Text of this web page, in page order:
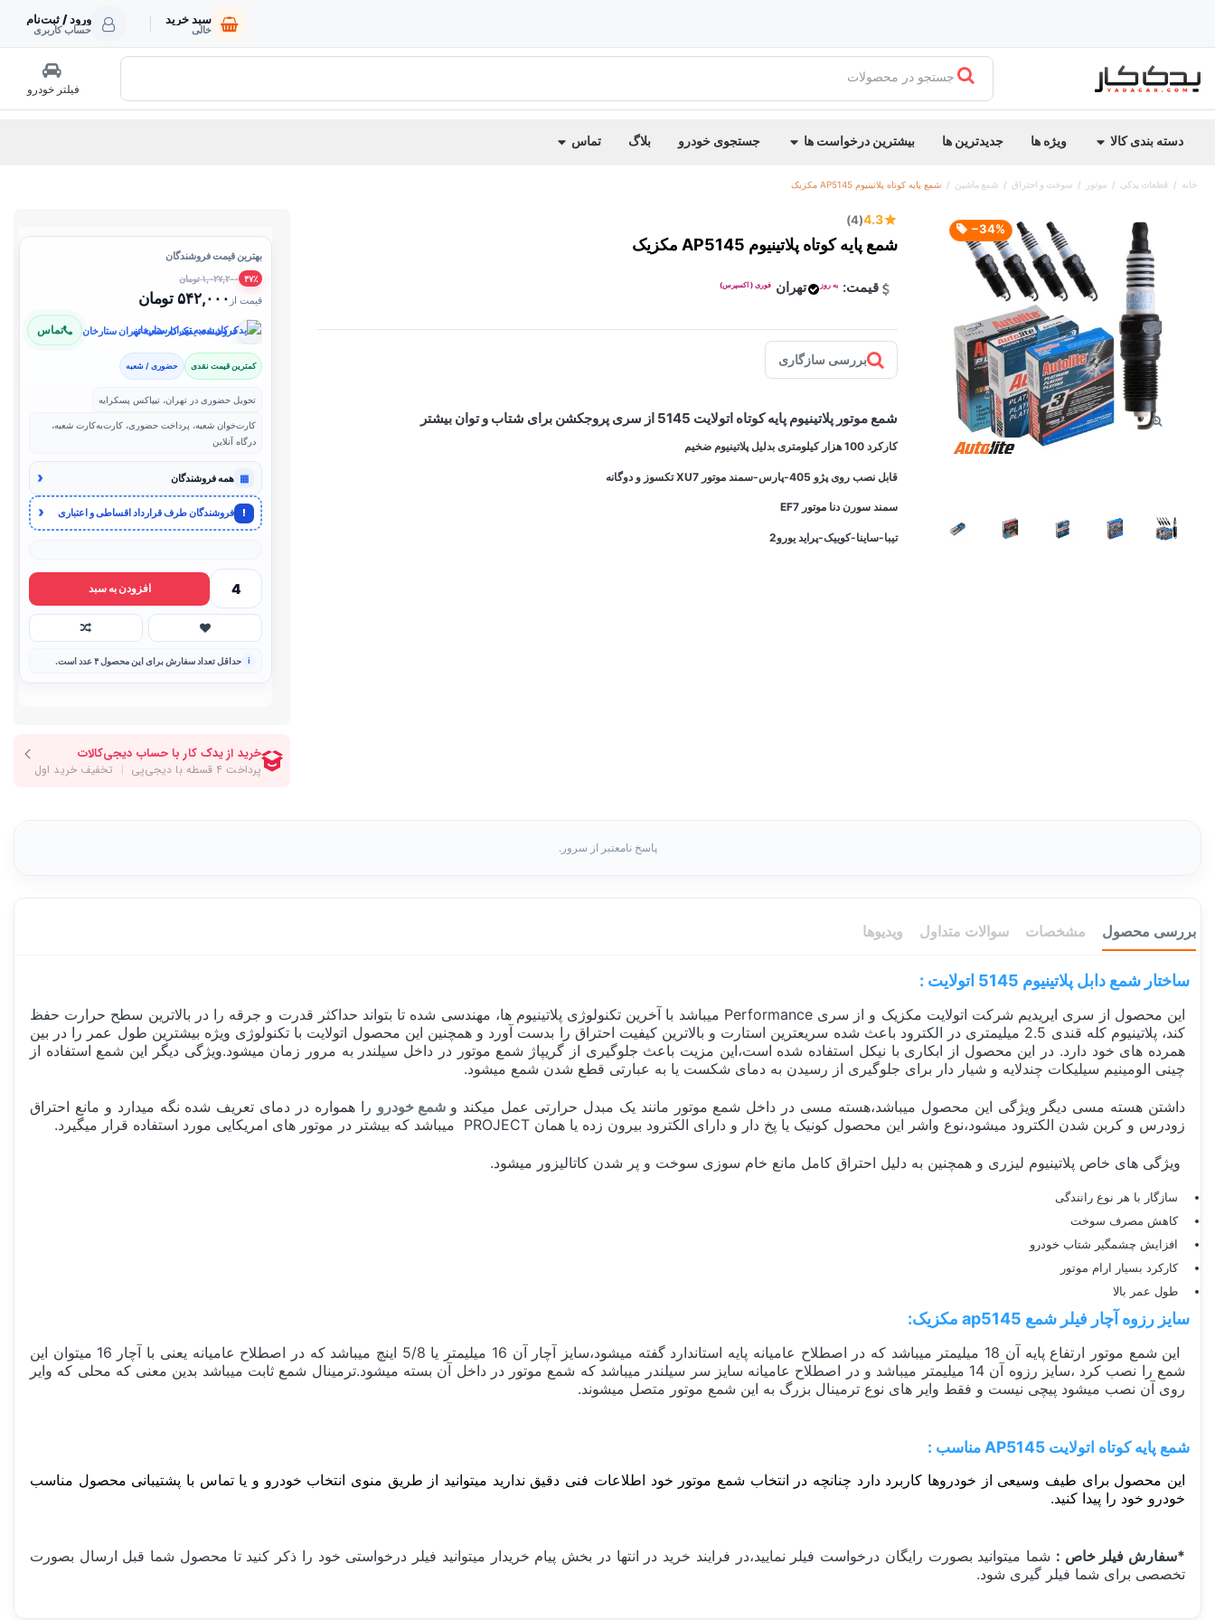
سبد خرید
خالی
ورود / ثبت‌نام
حساب کاربری
جستجو در محصولات
فیلتر خودرو
دسته بندی کالا ویژه ها جدیدترین ها بیشترین درخواست ها جستجوی خودرو بلاگ تماس
خانه قطعات یدکی موتور سوخت و احتراق شمع ماشین شمع پایه کوتاه پلاتینیوم AP5145 مکزیک
‎−34%
4.3
(4)
شمع پایه کوتاه پلاتینیوم AP5145 مکزیک
قیمت: به روز تهران فوری ( اکسپرس)
بررسی سازگاری
شمع موتور پلاتینیوم پایه کوتاه اتولایت 5145 از سری پروجکشن برای شتاب و توان بیشتر
کارکرد 100 هزار کیلومتری بدلیل پلاتینیوم ضخیم
قابل نصب روی پژو 405-پارس-سمند موتور XU7 تکسوز و دوگانه
سمند سورن دنا موتور EF7
تیبا-ساینا-کوییک-پراید یورو2
بهترین قیمت فروشندگان
۴۷٪ ۱,۰۲۷,۲۰۰ تومان
قیمت از ۵۴۲,۰۰۰ تومان
فروشنده: یدک کار شعبه تهران ستارخان تماس
کمترین قیمت نقدی حضوری / شعبه
تحویل حضوری در تهران، تیپاکس پسکرایه
کارت‌خوان شعبه، پرداخت حضوری، کارت‌به‌کارت شعبه،
درگاه آنلاین
▦ همه فروشندگان ‹
! فروشندگان طرف قرارداد اقساطی و اعتباری ‹
افزودن به سبد
حداقل تعداد سفارش برای این محصول ۴ عدد است.
پاسخ نامعتبر از سرور.
بررسی محصول مشخصات سوالات متداول ویدیوها
ساختار شمع دابل پلاتینیوم 5145 اتولایت :
این محصول از سری ایریدیم شرکت اتولایت مکزیک و از سری Performance میباشد با آخرین تکنولوژی پلاتینیوم ها، مهندسی شده تا بتواند حداکثر قدرت و جرقه را در بالاترین سطح حرارت حفظ
کند، پلاتینیوم کله قندی 2.5 میلیمتری در الکترود باعث شده سریعترین استارت و بالاترین کیفیت احتراق را بدست آورد و همچنین این محصول اتولایت با تکنولوژی ویژه بیشترین طول عمر را در بین
همرده های خود دارد. در این محصول از ابکاری با نیکل استفاده شده است،این مزیت باعث جلوگیری از گریپاژ شمع موتور در داخل سیلندر به مرور زمان میشود.ویژگی دیگر این شمع استفاده از
چینی الومینیم سیلیکات چندلایه و شیار دار برای جلوگیری از رسیدن به دمای شکست یا به عبارتی قطع شدن شمع میشود.
داشتن هسته مسی دیگر ویژگی این محصول میباشد،هسته مسی در داخل شمع موتور مانند یک مبدل حرارتی عمل میکند وشمع خودرو را همواره در دمای تعریف شده نگه میدارد و مانع احتراق
زودرس و کربن شدن الکترود میشود،نوع واشر این محصول کونیک یا پخ دار و دارای الکترود بیرون زده یا همان PROJECT میباشد که بیشتر در موتور های امریکایی مورد استفاده قرار میگیرد.
ویژگی های خاص پلاتینیوم لیزری و همچنین به دلیل احتراق کامل مانع خام سوزی سوخت و پر شدن کاتالیزور میشود.
سازگار با هر نوع رانندگی
کاهش مصرف سوخت
افزایش چشمگیر شتاب خودرو
کارکرد بسیار ارام موتور
طول عمر بالا
سایز رزوه آچار فیلر شمع ap5145 مکزیک:
این شمع موتور ارتفاع پایه آن 18 میلیمتر میباشد که در اصطلاح عامیانه پایه استاندارد گفته میشود،سایز آچار آن 16 میلیمتر یا 5/8 اینچ میباشد که در اصطلاح عامیانه یعنی با آچار 16 میتوان این
شمع را نصب کرد ،سایز رزوه آن 14 میلیمتر میباشد و در اصطلاح عامیانه سایز سر سیلندر میباشد که شمع موتور در داخل آن بسته میشود.ترمینال شمع ثابت میباشد بدین معنی که محلی که وایر
روی آن نصب میشود پیچی نیست و فقط وایر های نوع ترمینال بزرگ به این شمع موتور متصل میشوند.
شمع پایه کوتاه اتولایت AP5145 مناسب :
این محصول برای طیف وسیعی از خودروها کاربرد دارد چنانچه در انتخاب شمع موتور خود اطلاعات فنی دقیق ندارید میتوانید از طریق منوی انتخاب خودرو و یا تماس با پشتیبانی محصول مناسب
خودرو خود را پیدا کنید.
*سفارش فیلر خاص : شما میتوانید بصورت رایگان درخواست فیلر نمایید،در فرایند خرید در انتها در بخش پیام خریدار میتوانید فیلر درخواستی خود را ذکر کنید تا محصول شما قبل ارسال بصورت
تخصصی برای شما فیلر گیری شود.